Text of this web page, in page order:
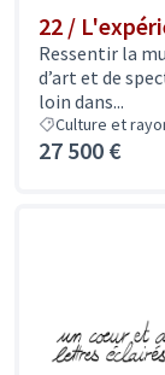
22 /
Ressentir la
d’art et de
loin dans...
Culture et
27 500 €